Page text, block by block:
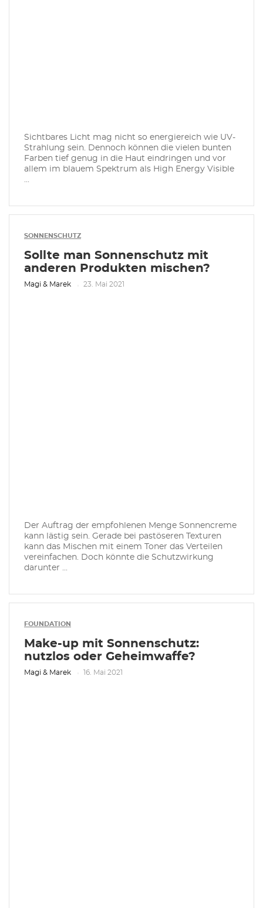
Sichtbares Licht mag nicht so energiereich wie UV-
Strahlung sein. Dennoch können die vielen bunten
Farben tief genug in die Haut eindringen und vor
allem im blauem Spektrum als High Energy Visible
...
SONNENSCHUTZ
Sollte man Sonnenschutz mit
anderen Produkten mischen?
Magi & Marek 23. Mai 2021
Der Auftrag der empfohlenen Menge Sonnencreme
kann lästig sein. Gerade bei pastöseren Texturen
kann das Mischen mit einem Toner das Verteilen
vereinfachen. Doch könnte die Schutzwirkung
darunter ...
FOUNDATION
Make-up mit Sonnenschutz:
nutzlos oder Geheimwaffe?
Magi & Marek 16. Mai 2021